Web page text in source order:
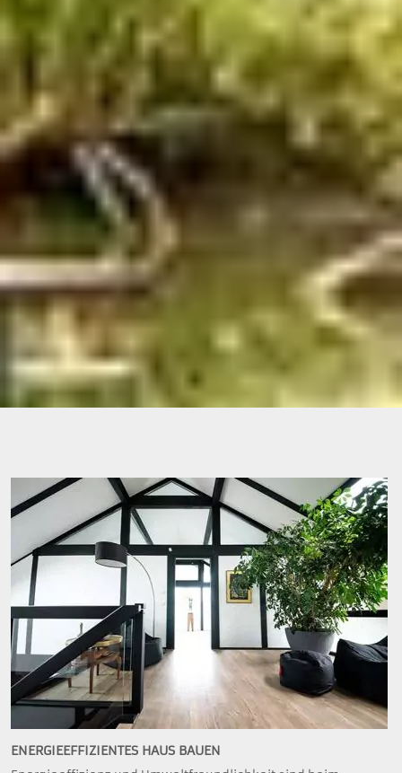
ENERGIEEFFIZIENTES HAUS BAUEN